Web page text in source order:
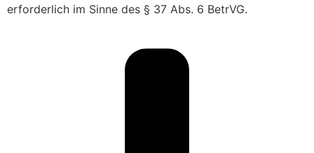
erforderlich im Sinne des § 37 Abs. 6 BetrVG.